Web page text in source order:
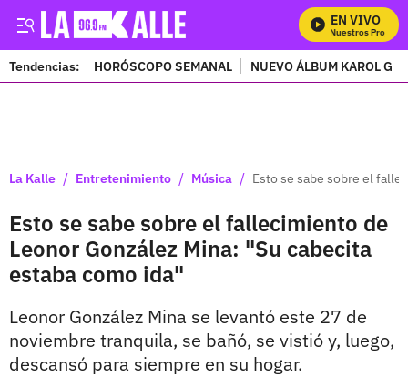
EN VIVO
Mira Todos Nuestros
Tendencias: HORÓSCOPO SEMANAL NUEVO ÁLBUM KAROL G
La Kalle / Entretenimiento / Música / Esto se sabe sobre el
Esto se sabe sobre el fallecimiento de
Leonor González Mina: "Su cabecita
estaba como ida"
Leonor González Mina se levantó este 27 de
noviembre tranquila, se bañó, se vistió y, luego,
descansó para siempre en su hogar.